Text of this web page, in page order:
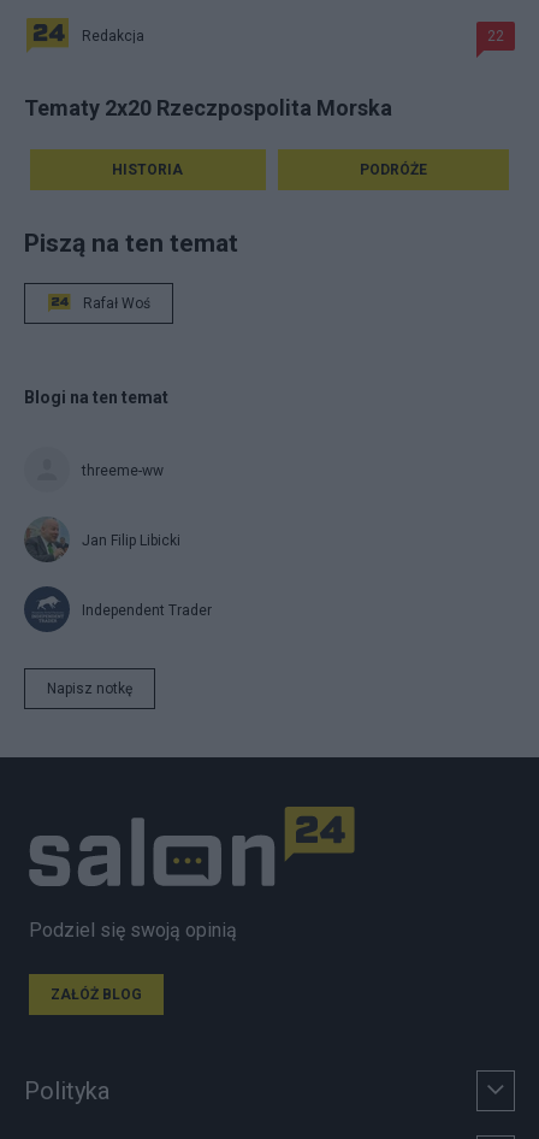
Redakcja 22
Tematy 2x20 Rzeczpospolita Morska
HISTORIA PODRÓŻE
Piszą na ten temat
Rafał Woś
Blogi na ten temat
threeme-ww
Jan Filip Libicki
Independent Trader
Napisz notkę
Podziel się swoją opinią
ZAŁÓŻ BLOG
Polityka